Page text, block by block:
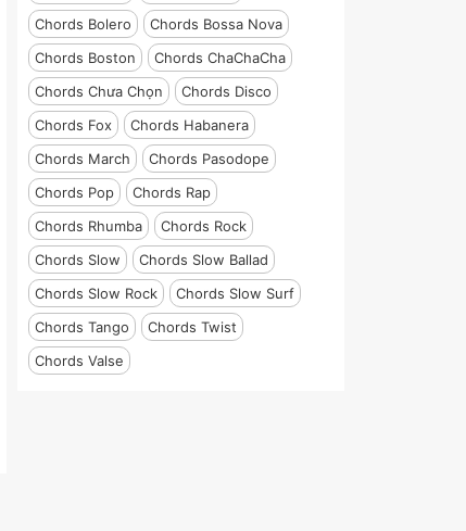
Chords Bolero
Chords Bossa Nova
Chords Boston
Chords ChaChaCha
Chords Chưa Chọn
Chords Disco
Chords Fox
Chords Habanera
Chords March
Chords Pasodope
Chords Pop
Chords Rap
Chords Rhumba
Chords Rock
Chords Slow
Chords Slow Ballad
Chords Slow Rock
Chords Slow Surf
Chords Tango
Chords Twist
Chords Valse